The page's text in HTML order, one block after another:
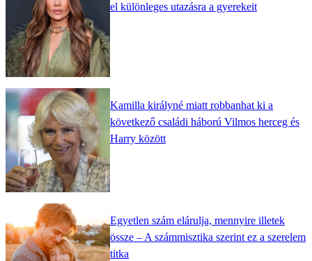
el különleges utazásra a gyerekeit
Kamilla királyné miatt robbanhat ki a
következő családi háború Vilmos herceg és
Harry között
Egyetlen szám elárulja, mennyire illetek
össze – A számmisztika szerint ez a szerelem
titka